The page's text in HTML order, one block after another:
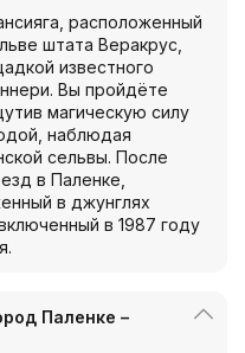
расположенный
штата Веракрус,
известного
Вы пройдёте
магическую силу
наблюдая
сельвы. После
в Паленке,
в джунглях
в 1987 году
Паленке –